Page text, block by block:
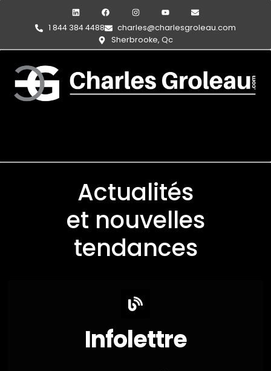
1 844 384 4488
charles@charlesgroleau.com
Sherbrooke, Qc
Actualités
et nouvelles
tendances
Infolettre